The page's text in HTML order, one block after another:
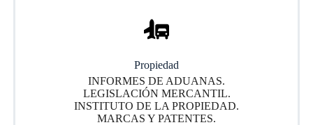
Propiedad
INFORMES DE ADUANAS.
LEGISLACIÓN MERCANTIL.
INSTITUTO DE LA PROPIEDAD.
MARCAS Y PATENTES.